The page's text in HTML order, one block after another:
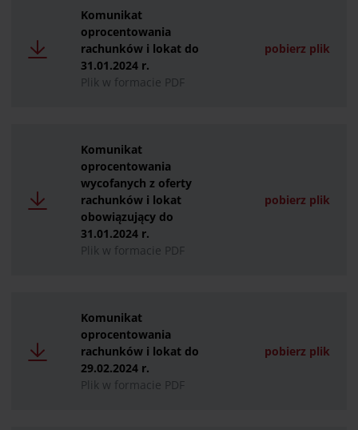
Komunikat
oprocentowania
rachunków i lokat do
31.01.2024 r.
Plik w formacie PDF
pobierz plik
Komunikat
oprocentowania
wycofanych z oferty
rachunków i lokat
obowiązujący do
31.01.2024 r.
Plik w formacie PDF
pobierz plik
Komunikat
oprocentowania
rachunków i lokat do
29.02.2024 r.
Plik w formacie PDF
pobierz plik